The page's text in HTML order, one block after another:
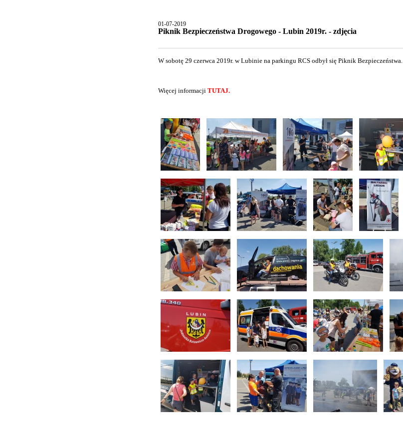
01-07-2019
Piknik Bezpieczeństwa Drogowego - Lubin 2019r. - zdjęcia
W sobotę 29 czerwca 2019r. w Lubinie na parkingu RCS odbył się Piknik Bezpieczeństwa.
Więcej informacji TUTAJ.